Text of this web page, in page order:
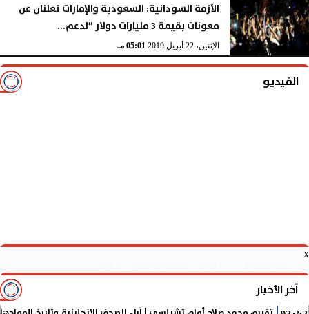
الأزمة السودانية: السعودية والإمارات تعلنان عن
معونات بقيمة 3 مليارات دولار ”لدعم...
الإثنين، 22 أبريل 2019 05:01 مـ
الفيديو
x
آخر الأخبار